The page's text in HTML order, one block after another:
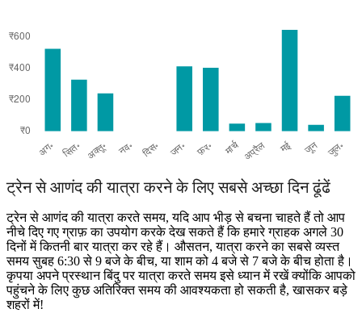
ट्रेन से आणंद की यात्रा करने के लिए सबसे अच्छा दिन ढूंढें
ट्रेन से आणंद की यात्रा करते समय, यदि आप भीड़ से बचना चाहते हैं तो आप
नीचे दिए गए ग्राफ़ का उपयोग करके देख सकते हैं कि हमारे ग्राहक अगले 30
दिनों में कितनी बार यात्रा कर रहे हैं। औसतन, यात्रा करने का सबसे व्यस्त
समय सुबह 6:30 से 9 बजे के बीच, या शाम को 4 बजे से 7 बजे के बीच होता है।
कृपया अपने प्रस्थान बिंदु पर यात्रा करते समय इसे ध्यान में रखें क्योंकि आपको
पहुंचने के लिए कुछ अतिरिक्त समय की आवश्यकता हो सकती है, खासकर बड़े
शहरों में!